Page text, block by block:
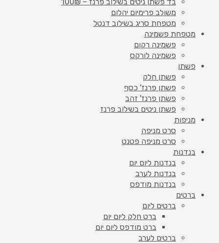
משולב פרימיום יהלום
מטפחת סריג בשילוב דנטל
מטפחת פשמינה
פשמינה רקום
פשמינה לורקס
פשתן
פשתן חלק
פשתן פרנז' כסף
פשתן פרנז' זהב
פשתן ניטים בשילוב פרנז
מניפות
סרט מניפה
סרט מניפה פטנט
בנדנות
בנדנות ליום יום
בנדנות לערב
בנדנות מודפס
ברטים
ברטים ליום
ברט חלק ליום יום
ברט מודפס ליום יום
ברטים לערב